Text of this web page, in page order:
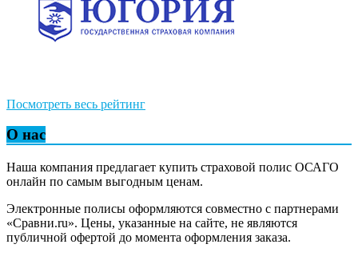
Посмотреть весь рейтинг
О нас
Наша компания предлагает купить страховой полис ОСАГО
онлайн по самым выгодным ценам.
Электронные полисы оформляются совместно с партнерами
«Сравни.ru». Цены, указанные на сайте, не являются
публичной офертой до момента оформления заказа.